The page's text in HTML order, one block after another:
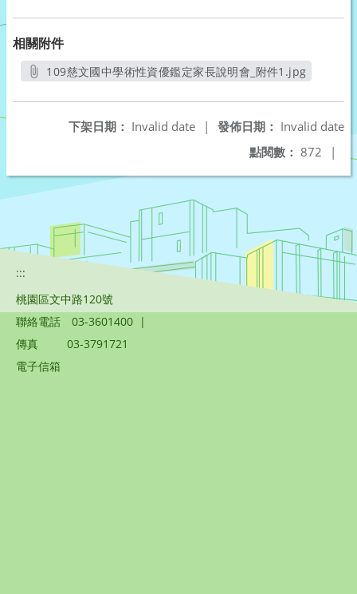
相關附件
109慈文國中學術性資優鑑定家長說明會_附件1.jpg
發佈日期： Invalid date
下架日期： Invalid date
|
點閱數： 872 |
:::
桃園區文中路120號
聯絡電話
03-3601400 |
傳真
03-3791721
電子信箱